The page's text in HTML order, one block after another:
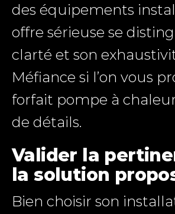
des équipements
offre sérieuse se
clarté et son
Méfiance si l’on vous
forfait pompe à
de détails.
Valider la
la solution
Bien choisir son